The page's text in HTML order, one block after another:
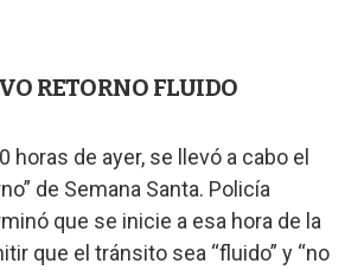
RETORNO FLUIDO
horas de ayer, se llevó a cabo el
de Semana Santa. Policía
que se inicie a esa hora de la
que el tránsito sea “fluido” y “no